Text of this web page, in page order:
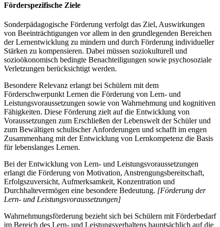
Förderspezifische Ziele
Sonderpädagogische Förderung verfolgt das Ziel, Auswirkungen
von Beeinträchtigungen vor allem in den grundlegenden Bereichen
der Lernentwicklung zu mindern und durch Förderung individueller
Stärken zu kompensieren. Dabei müssen soziokulturell und
sozioökonomisch bedingte Benachteiligungen sowie psychosoziale
Verletzungen berücksichtigt werden.
Besondere Relevanz erlangt bei Schülern mit dem
Förderschwerpunkt Lernen die Förderung von Lern- und
Leistungsvoraussetzungen sowie von Wahrnehmung und kognitiven
Fähigkeiten. Diese Förderung zielt auf die Entwicklung von
Voraussetzungen zum Erschließen der Lebenswelt der Schüler und
zum Bewältigen schulischer Anforderungen und schafft im engen
Zusammenhang mit der Entwicklung von Lernkompetenz die Basis
für lebenslanges Lernen.
Bei der Entwicklung von Lern- und Leistungsvoraussetzungen
erlangt die Förderung von Motivation, Anstrengungsbereitschaft,
Erfolgszuversicht, Aufmerksamkeit, Konzentration und
Durchhaltevermögen eine besondere Bedeutung. [Förderung der
Lern- und Leistungsvoraussetzungen]
Wahrnehmungsförderung bezieht sich bei Schülern mit Förderbedarf
im Bereich des Lern- und Leistungsverhaltens hauptsächlich auf die